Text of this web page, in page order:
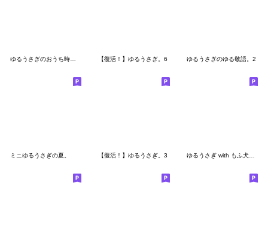
【復活！】ゆるうさぎ。6 ゆるうさぎのゆる敬語。2
ミニゆるうさぎの夏。 【復活！】ゆるうさぎ。3 ゆるうさぎ with もふ犬~秋編~